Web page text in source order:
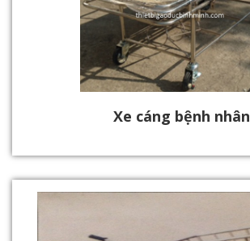
Xe cáng bệnh nhân